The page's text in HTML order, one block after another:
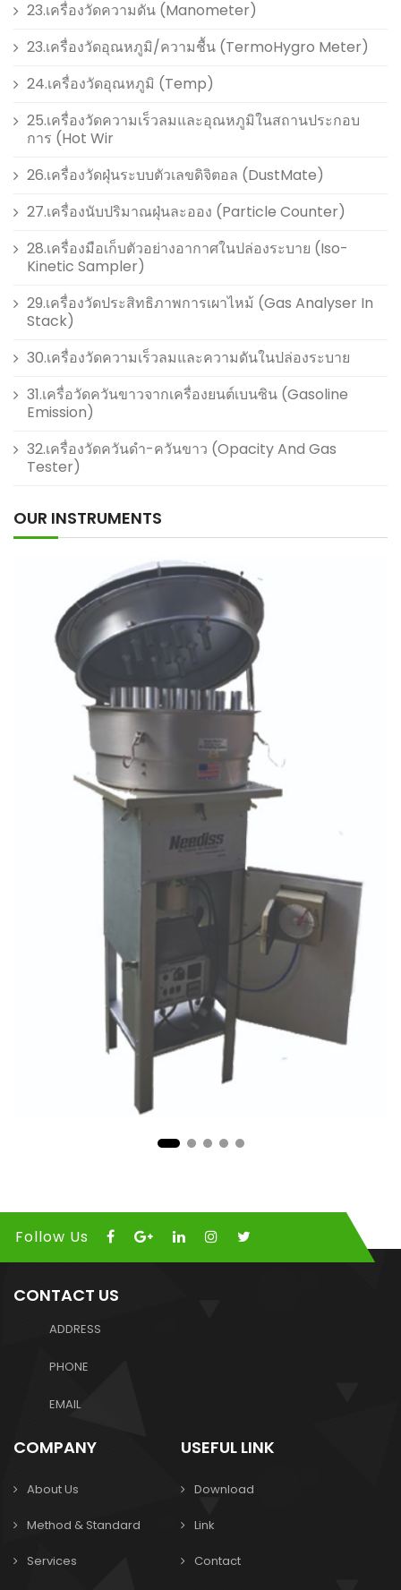
23.เครื่องวัดความดัน (Manometer)
23.เครื่องวัดอุณหภูมิ/ความชื้น (TermoHygro Meter)
24.เครื่องวัดอุณหภูมิ (Temp)
25.เครื่องวัดความเร็วลมและอุณหภูมิในสถานประกอบ
การ (Hot Wir
26.เครื่องวัดฝุ่นระบบตัวเลขดิจิตอล (DustMate)
27.เครื่องนับปริมาณฝุ่นละออง (Particle Counter)
28.เครื่องมือเก็บตัวอย่างอากาศในปล่องระบาย (Iso-
Kinetic Sampler)
29.เครื่องวัดประสิทธิภาพการเผาไหม้ (Gas Analyser In
Stack)
30.เครื่องวัดความเร็วลมและความดันในปล่องระบาย
31.เครื่อวัดควันขาวจากเครื่องยนต์เบนซิน (Gasoline
Emission)
32.เครื่องวัดควันดำ-ควันขาว (Opacity And Gas
Tester)
OUR INSTRUMENTS
Follow Us
CONTACT US
ADDRESS
PHONE
EMAIL
COMPANY
About Us
Method & Standard
Services
USEFUL LINK
Download
Link
Contact